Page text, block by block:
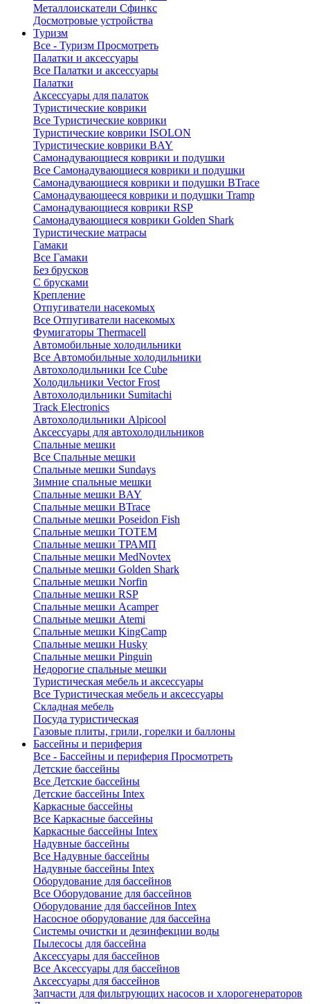
Металлоискатели Сфинкс
Досмотровые устройства
Туризм
Все - Туризм Просмотреть
Палатки и аксессуары
Все Палатки и аксессуары
Палатки
Аксессуары для палаток
Туристические коврики
Все Туристические коврики
Туристические коврики ISOLON
Туристические коврики BAY
Самонадувающиеся коврики и подушки
Все Самонадувающиеся коврики и подушки
Самонадувающиеся коврики и подушки BTrace
Самонадувающееся коврики и подушки Tramp
Самонадувающиеся коврики RSP
Самонадувающиеся коврики Golden Shark
Туристические матрасы
Гамаки
Все Гамаки
Без брусков
С брусками
Крепление
Отпугиватели насекомых
Все Отпугиватели насекомых
Фумигаторы Thermacell
Автомобильные холодильники
Все Автомобильные холодильники
Автохолодильники Ice Cube
Холодильники Vector Frost
Автохолодильники Sumitachi
Track Electronics
Автохолодильники Alpicool
Аксессуары для автохолодильников
Спальные мешки
Все Спальные мешки
Спальные мешки Sundays
Зимние спальные мешки
Спальные мешки BAY
Спальные мешки BTrace
Спальные мешки Poseidon Fish
Спальные мешки ТОТЕМ
Спальные мешки ТРАМП
Cпальные мешки MedNovtex
Спальные мешки Golden Shark
Спальные мешки Norfin
Спальные мешки RSP
Спальные мешки Acamper
Спальные мешки Atemi
Спальные мешки KingCamp
Спальные мешки Husky
Спальные мешки Pinguin
Недорогие спальные мешки
Туристическая мебель и аксессуары
Все Туристическая мебель и аксессуары
Складная мебель
Посуда туристическая
Газовые плиты, грили, горелки и баллоны
Бассейны и периферия
Все - Бассейны и периферия Просмотреть
Детские бассейны
Все Детские бассейны
Детские бассейны Intex
Каркасные бассейны
Все Каркасные бассейны
Каркасные бассейны Intex
Надувные бассейны
Все Надувные бассейны
Надувные бассейны Intex
Оборудование для бассейнов
Все Оборудование для бассейнов
Оборудование для бассейнов Intex
Насосное оборудование для бассейна
Системы очистки и дезинфекции воды
Пылесосы для бассейна
Аксессуары для бассейнов
Все Аксессуары для бассейнов
Аксессуары для бассейнов
Запчасти для фильтрующих насосов и хлорогенераторов